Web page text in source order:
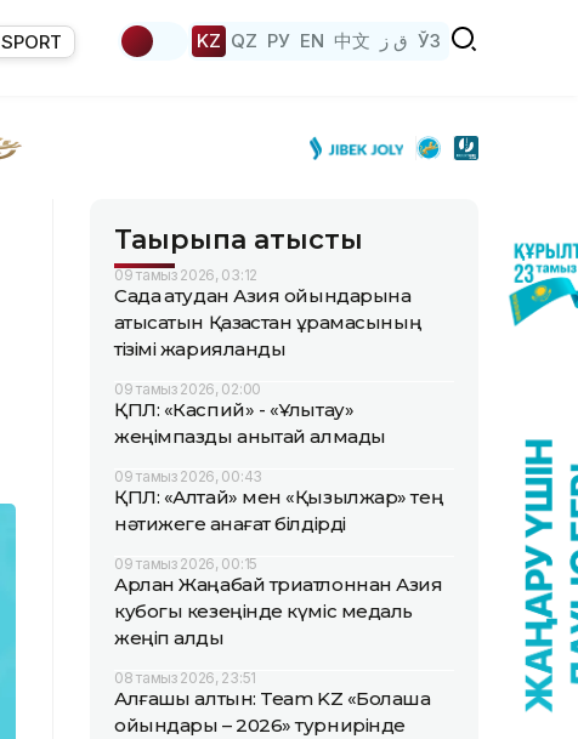
SPORT KZ QZ РУ EN 中文 ق ز ЎЗ
Тақырыпқа қатысты
09 тамыз 2026, 03:12
Садақ атудан Азия ойындарына
қатысатын Қазақстан құрамасының
тізімі жарияланды
09 тамыз 2026, 02:00
ҚПЛ: «Каспий» - «Ұлытау»
жеңімпазды анықтай алмады
09 тамыз 2026, 00:43
ҚПЛ: «Алтай» мен «Қызылжар» тең
нәтижеге қанағат білдірді
09 тамыз 2026, 00:15
Арлан Жаңабай триатлоннан Азия
кубогы кезеңінде күміс медаль
жеңіп алды
08 тамыз 2026, 23:51
Алғашқы алтын: Team KZ «Болашақ
ойындары – 2026» турнирінде